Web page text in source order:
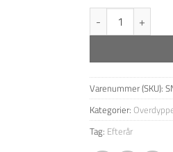
2-pk Snoede
Varenummer (SKU):
Kategorier:
Tag: Efterår